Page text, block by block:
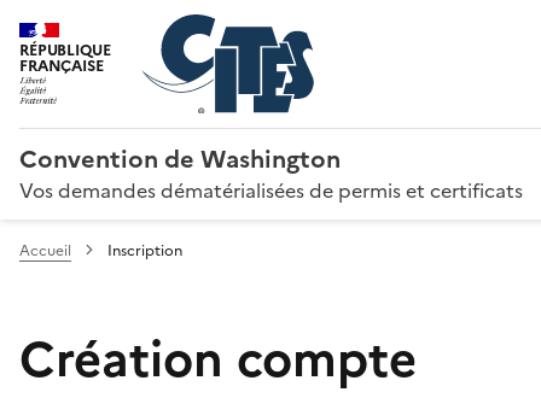
RÉPUBLIQUE
FRANÇAISE
Convention de Washington
Vos demandes dématérialisées de permis et certificats
Accueil Inscription
Création compte